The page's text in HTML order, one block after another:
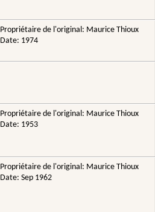
Propriétaire de l'original: Maurice Thioux
Date: 1974
Propriétaire de l'original: Maurice Thioux
Date: 1953
Propriétaire de l'original: Maurice Thioux
Date: Sep 1962